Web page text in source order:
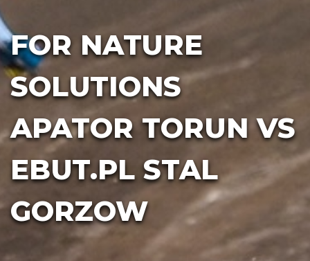
FOR NATURE
SOLUTIONS
APATOR TORUN VS
EBUT.PL STAL
GORZOW